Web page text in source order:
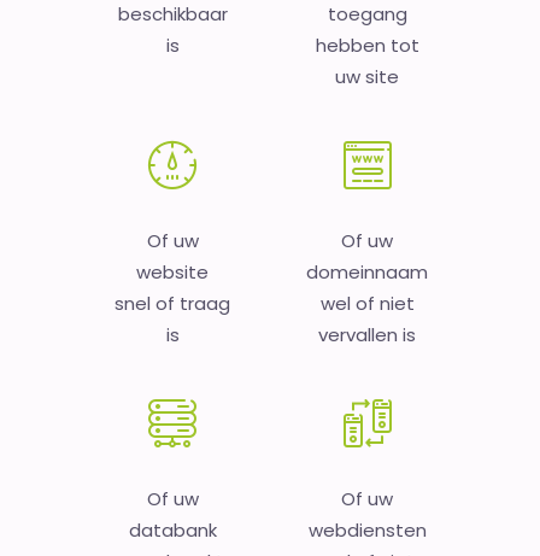
beschikbaar
is
toegang
hebben tot
uw site
Of uw
website
snel of traag
is
Of uw
domeinnaam
wel of niet
vervallen is
Of uw
databank
Of uw
webdiensten